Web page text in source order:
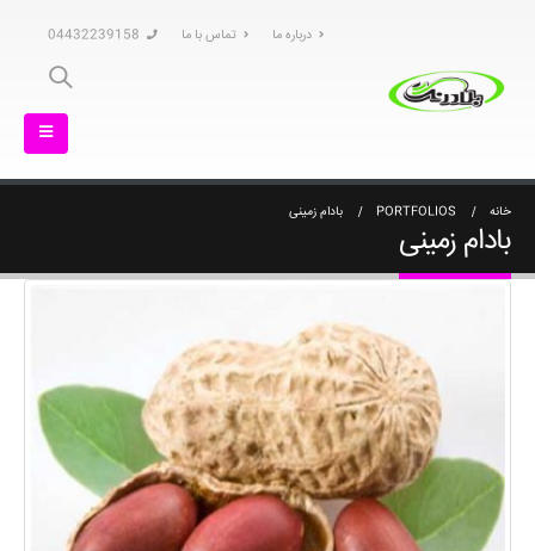
درباره ما تماس با ما 04432239158
خانه PORTFOLIOS بادام زمینی
بادام زمینی